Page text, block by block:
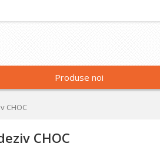
Produse noi
CHOC
CHOC